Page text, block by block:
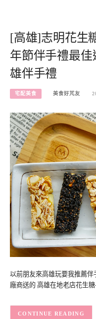
[高雄]志明花生
年節伴手禮最
雄伴手禮
宅配美食 美食好芃友
以前朋友來高雄玩要我推薦
廠商送的 高雄在地老店花生
CONTINUE READING